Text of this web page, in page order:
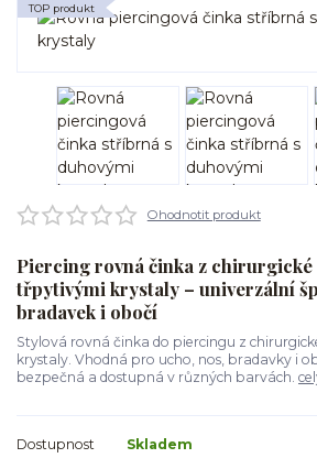
TOP produkt
Ohodnotit produkt
Piercing rovná činka z chirurgické
třpytivými krystaly – univerzální
bradavek i obočí
Stylová rovná činka do piercingu z
krystaly. Vhodná pro ucho, nos, bradavky i
bezpečná a dostupná v různých barvách.
Dostupnost
Skladem